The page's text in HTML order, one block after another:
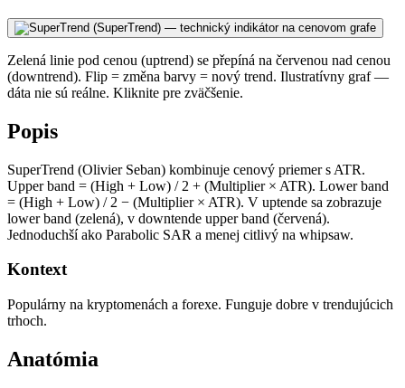
Zelená linie pod cenou (uptrend) se přepíná na červenou nad cenou
(downtrend). Flip = změna barvy = nový trend. Ilustratívny graf —
dáta nie sú reálne. Kliknite pre zväčšenie.
Popis
SuperTrend (Olivier Seban) kombinuje cenový priemer s ATR.
Upper band = (High + Low) / 2 + (Multiplier × ATR). Lower band
= (High + Low) / 2 − (Multiplier × ATR). V uptende sa zobrazuje
lower band (zelená), v downtende upper band (červená).
Jednoduchší ako Parabolic SAR a menej citlivý na whipsaw.
Kontext
Populárny na kryptomenách a forexe. Funguje dobre v trendujúcich
trhoch.
Anatómia